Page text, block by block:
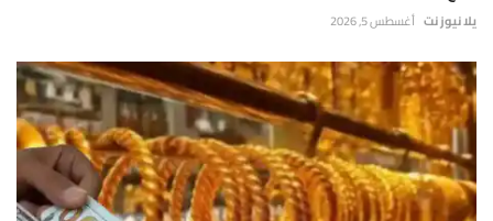
يلا نيوز نت أغسطس 5, 2026